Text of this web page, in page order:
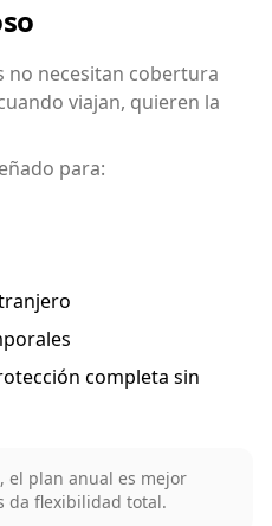
no necesitan cobertura
viajan, quieren la
para:
completa sin
el plan anual es mejor
da flexibilidad total.